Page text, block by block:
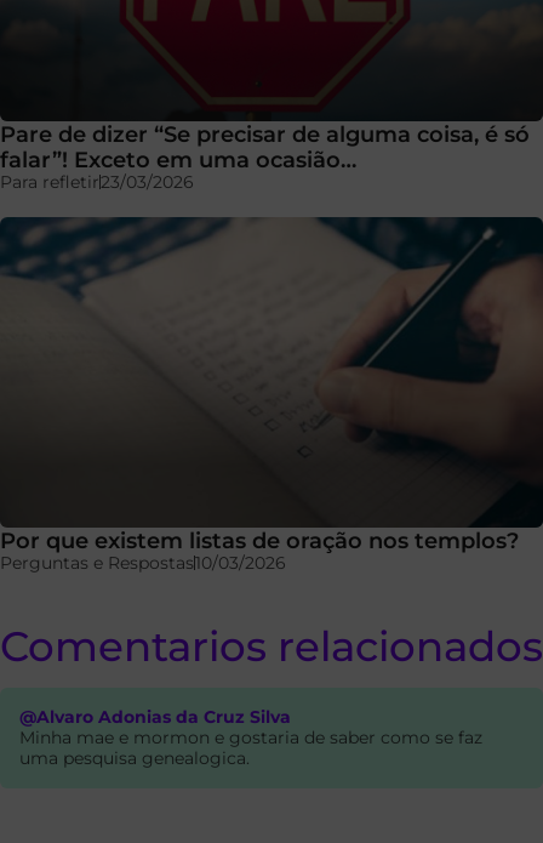
Pare de dizer “Se precisar de alguma coisa, é só
falar”! Exceto em uma ocasião…
Para refletir23/03/2026
Por que existem listas de oração nos templos?
Perguntas e Respostas10/03/2026
Comentarios relacionados
@Alvaro Adonias da Cruz Silva
Minha mae e mormon e gostaria de saber como se faz
uma pesquisa genealogica.